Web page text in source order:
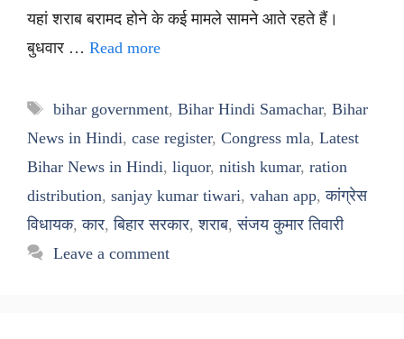
यहां शराब बरामद होने के कई मामले सामने आते रहते हैं।
बुधवार … Read more
Tags
bihar government, Bihar Hindi Samachar, Bihar
News in Hindi, case register, Congress mla, Latest
Bihar News in Hindi, liquor, nitish kumar, ration
distribution, sanjay kumar tiwari, vahan app,कांग्रेस
विधायक,कार,बिहार सरकार,शराब,संजय कुमार तिवारी
Leave a comment